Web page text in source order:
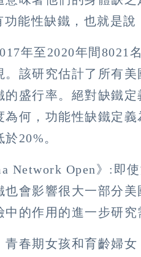
功能性缺鐵，也就是
年至2020年間8021
。該研究估計了所有
的盛行率。絕對缺鐵
何，功能性缺鐵定
20%。
Network Open》:即
也會影響很大一部分
的作用的進一步研究
青春期女孩和育齡婦